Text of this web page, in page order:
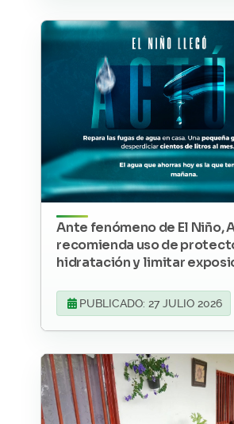
Ante fenómeno de El Niño,
recomienda uso de
hidratación y limitar
PUBLICADO: 27 JULIO 2026